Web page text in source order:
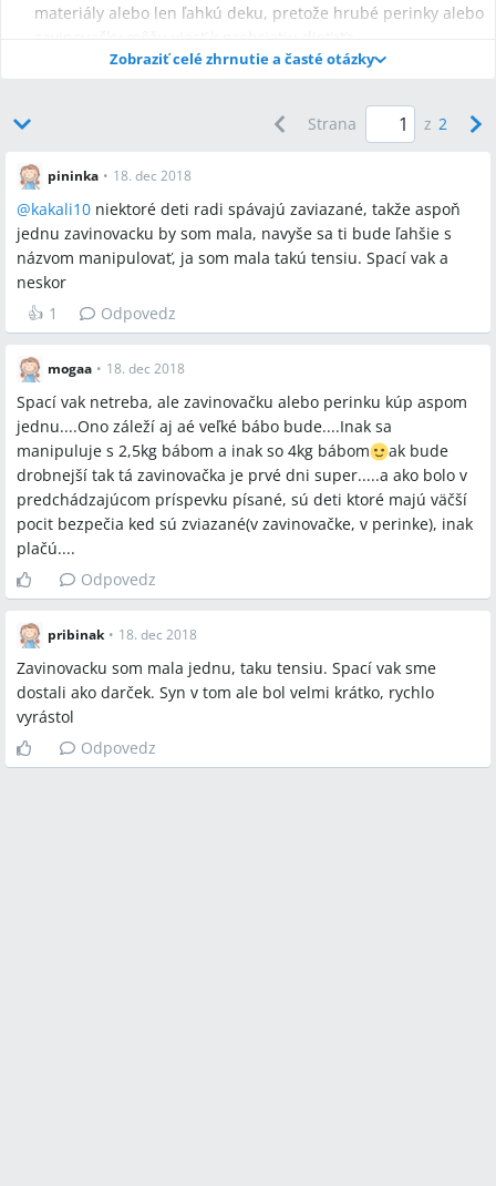
materiály alebo len ľahkú deku, pretože hrubé perinky alebo
Q:Potrebujem do nemocnice priniesť spací vak alebo
zavinovačku?
A:Väčšina rodičov nebalí spací vak do pôrodnice; zavinovačka
sa môže priniesť pre prvé dni, ale pri odchode z nemocnice
často ide bábätko vo vajíčku a prikryje sa dekou.
Môžem použiť spací vak v autosedačke (vajíčku)?
nemocnice sa bábätko do autosedačky zvykne dať v oblečení a
prikryť dekou alebo autodekou.
Q:Akú veľkosť oblečenia a zavinovačky kúpiť pre novorodenca?
A:Používané veľkosti v diskusii sú 52 a 56; pri očakávanej
pôrodnej hmotnosti okolo 2,3 kg môže byť potrebné 52 a
zavinovačka, pri 3–4 kg sa odporúča rovno 56 alebo väčšie („56
jeden max 2 kúsky“).
Q:Kedy prejsť zo zavinovačky do spacieho vaku?
A:Rodičia opisujú zavinovačku v 0.–2.–3. mesiaci a prechod do
spacieho vaku od približne 3 mesiacov; niektorí používali spací
vak do 2–3 rokov.
Q:Ako predísť prehriatiu pri zavinovaní v lete?
A:Diskutujúci odporúčajú tenké priedušné materiály, ľahké
deky alebo viazanie plenou namiesto hrubých perín, a sledovať
teplotu v byte/byte cez noc.
Zobraziť celé zhrnutie a časté otázky
Strana z 2
pininka • 18. dec 2018
@kakali10 niektoré deti radi spávajú zaviazané, takže aspoň
jednu zavinovacku by som mala, navyše sa ti bude ľahšie s
názvom manipulovať, ja som mala takú tensiu. Spací vak a
neskor
👍 1 Odpovedz
mogaa • 18. dec 2018
Spací vak netreba, ale zavinovačku alebo perinku kúp aspom
jednu....Ono záleží aj aé veľké bábo bude....Inak sa
manipuluje s 2,5kg bábom a inak so 4kg bábom
ak bude
drobnejší tak tá zavinovačka je prvé dni super.....a ako bolo v
predchádzajúcom príspevku písané, sú deti ktoré majú väčší
pocit bezpečia ked sú zviazané(v zavinovačke, v perinke), inak
plačú....
Odpovedz
pribinak • 18. dec 2018
Zavinovacku som mala jednu, taku tensiu. Spací vak sme
dostali ako darček. Syn v tom ale bol velmi krátko, rychlo
vyrástol
Odpovedz